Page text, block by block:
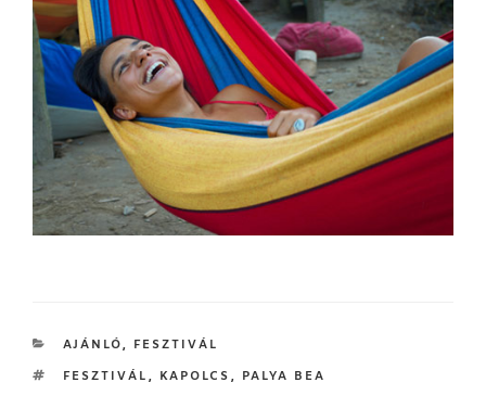
KATEGÓRIÁK
AJÁNLÓ, FESZTIVÁL
CÍMKÉK
FESZTIVÁL , KAPOLCS , PALYA BEA